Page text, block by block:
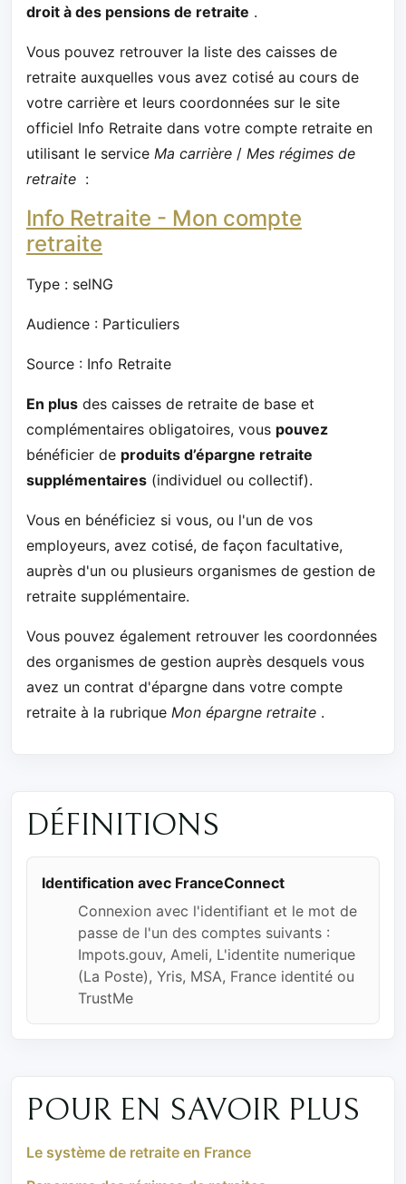
droit à des pensions de retraite .
Vous pouvez retrouver la liste des caisses de
retraite auxquelles vous avez cotisé au cours de
votre carrière et leurs coordonnées sur le site
officiel Info Retraite dans votre compte retraite en
utilisant le service Ma carrière / Mes régimes de
retraite :
Info Retraite - Mon compte
retraite
Type : selNG
Audience : Particuliers
Source : Info Retraite
En plus des caisses de retraite de base et
complémentaires obligatoires, vous pouvez
bénéficier de produits d’épargne retraite
supplémentaires (individuel ou collectif).
Vous en bénéficiez si vous, ou l'un de vos
employeurs, avez cotisé, de façon facultative,
auprès d'un ou plusieurs organismes de gestion de
retraite supplémentaire.
Vous pouvez également retrouver les coordonnées
des organismes de gestion auprès desquels vous
avez un contrat d'épargne dans votre compte
retraite à la rubrique Mon épargne retraite .
DÉFINITIONS
Identification avec FranceConnect
Connexion avec l'identifiant et le mot de
passe de l'un des comptes suivants :
Impots.gouv, Ameli, L'identite numerique
(La Poste), Yris, MSA, France identité ou
TrustMe
POUR EN SAVOIR PLUS
Le système de retraite en France